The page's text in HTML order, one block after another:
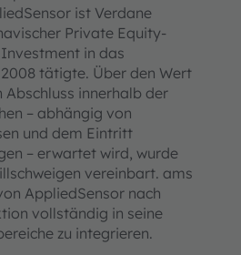
ist Verdane
Private Equity-
in das
tätigte. Über den Wert
innerhalb der
– abhängig von
und dem Eintritt
– erwartet wird, wurde
vereinbart. ams
AppliedSensor nach
vollständig in seine
zu integrieren.